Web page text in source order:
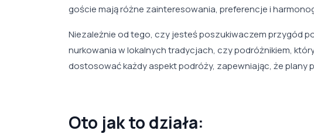
goście mają różne zainteresowania, preferencje i
Niezależnie od tego, czy jesteś poszukiwaczem przygód
nurkowania w lokalnych tradycjach, czy podróżnikiem,
dostosować każdy aspekt podróży, zapewniając, że
Oto jak to działa: